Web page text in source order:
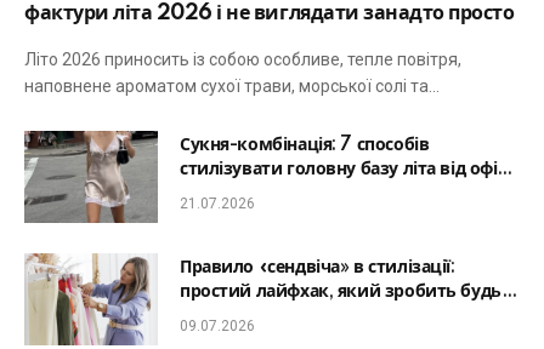
фактури літа 2026 і не виглядати занадто просто
Літо 2026 приносить із собою особливе, тепле повітря,
наповнене ароматом сухої трави, морської солі та…
Сукня-комбінація: 7 способів
стилізувати головну базу літа від офісу
до романтичної вечері
21.07.2026
Правило «сендвіча» в стилізації:
простий лайфхак, який зробить будь-
який образ гармонійним
09.07.2026